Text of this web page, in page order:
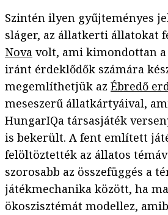
Szintén ilyen gyűjteményes
sláger, az állatkerti állatokat
Nova volt, ami kimondottan
iránt érdeklődők számára
megemlíthetjük az Ébredő
meseszerű állatkártyáival,
HungarIQa társasjáték
is bekerült. A fent említett
felöltöztették az állatos
szorosabb az összefüggés a
játékmechanika között, ha
ökoszisztémát modellez,